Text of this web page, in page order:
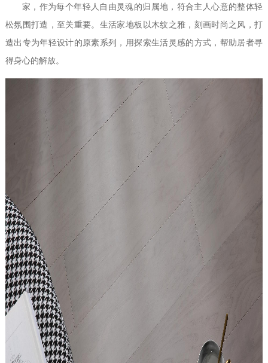
家，作为每个年轻人自由灵魂的归属地，符合主人心意的整体轻
松氛围打造，至关重要。生活家地板以木纹之雅，刻画时尚之风，打
造出专为年轻设计的原素系列，用探索生活灵感的方式，帮助居者寻
得身心的解放。